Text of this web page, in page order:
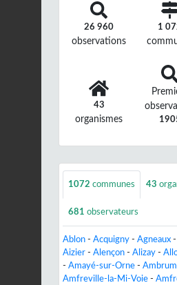
26 960
observations
1
43
organismes
1072 communes 43
681 observateurs
Ablon - Acquigny - Agneaux -
Aizier - Alençon - Alizay -
- Amayé-sur-Orne -
Amfreville-la-Mi-Voie -